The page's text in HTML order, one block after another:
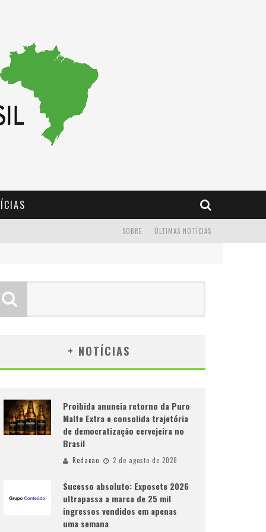
ÚLTIMAS NOTÍCIAS
SOBRE
+ NOTÍCIAS
Proibida anuncia retorno da Puro
Malte Extra e consolida trajetória
de democratização cervejeira no
Brasil
Redacao 2 de agosto de 2026
Sucesso absoluto: Exposete 2026
ultrapassa a marca de 25 mil
ingressos vendidos em apenas
uma semana